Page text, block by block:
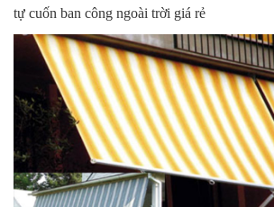
tự cuốn ban công ngoài trời giá rẻ